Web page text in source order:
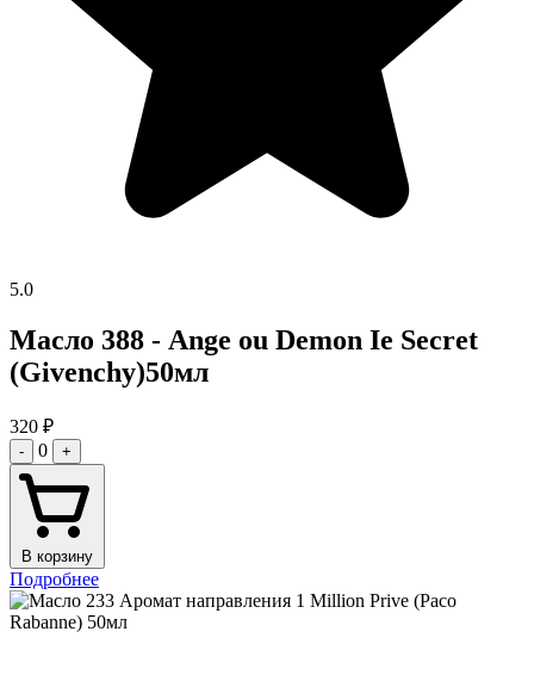
5.0
Масло 388 - Ange ou Demon Ie Secret
(Givenchy)50мл
320 ₽
- 0 +
В корзину
Подробнее